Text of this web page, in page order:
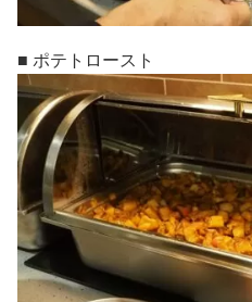
■ ポテトロースト